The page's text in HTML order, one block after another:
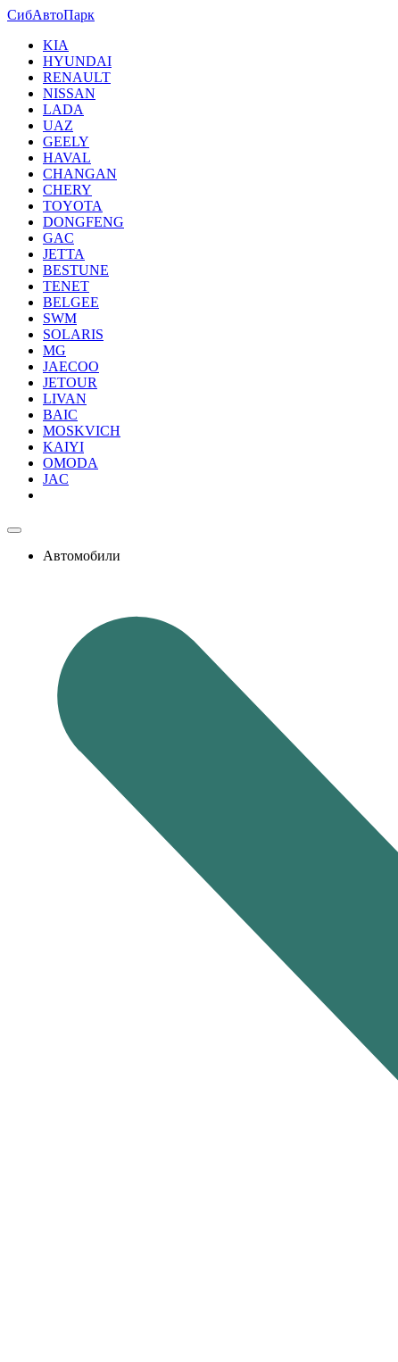
СибАвтоПарк
KIA
HYUNDAI
RENAULT
NISSAN
LADA
UAZ
GEELY
HAVAL
CHANGAN
CHERY
TOYOTA
DONGFENG
GAC
JETTA
BESTUNE
TENET
BELGEE
SWM
SOLARIS
MG
JAECOO
JETOUR
LIVAN
BAIC
MOSKVICH
KAIYI
OMODA
JAC
Автомобили